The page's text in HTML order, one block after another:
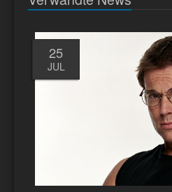
25
JUL